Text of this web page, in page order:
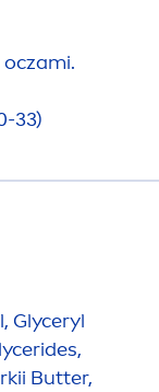
33)
Glyceryl
Butter,